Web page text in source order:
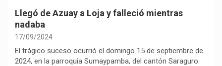
Llegó de Azuay a Loja y falleció mientras
nadaba
17/09/2024
El trágico suceso ocurrió el domingo 15 de septiembre de
2024, en la parroquia Sumaypamba, del cantón Saraguro.